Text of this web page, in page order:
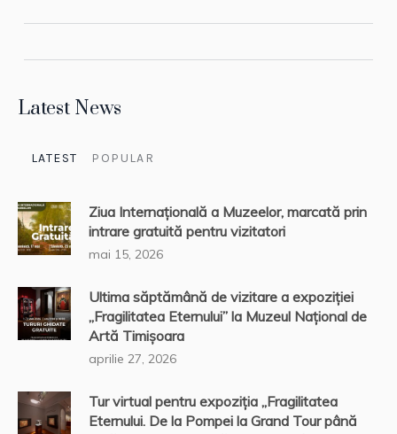
Latest News
LATEST POPULAR
Ziua Internațională a Muzeelor, marcată prin
intrare gratuită pentru vizitatori
mai 15, 2026
Ultima săptămână de vizitare a expoziției
„Fragilitatea Eternului” la Muzeul Național de
Artă Timișoara
aprilie 27, 2026
Tur virtual pentru expoziția „Fragilitatea
Eternului. De la Pompei la Grand Tour până